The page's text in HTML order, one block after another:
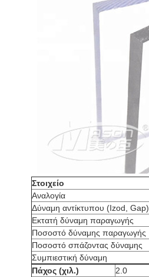
Στοιχείο
Αναλογία
Δύναμη αντίκτυπου (Izod, Gap)
Εκτατή δύναμη παραγωγής
Ποσοστό δύναμης παραγωγής
Ποσοστό σπάζοντας δύναμης
Συμπιεστική δύναμη
Πάχος (χιλ.)
2.0